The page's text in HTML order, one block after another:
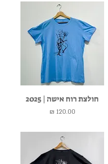
חולצת רוח אישה | 2025
מחיר